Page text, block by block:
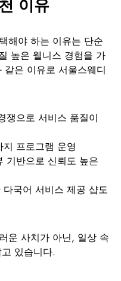
이유
해야 하는 이유는 단순
높은 웰니스 경험을 가
은 이유로 서울스웨디
쟁으로 서비스 품질이
프로그램 운영
기반으로 신뢰도 높은
국어 서비스 제공 샵도
운 사치가 아닌, 일상 속
있습니다.